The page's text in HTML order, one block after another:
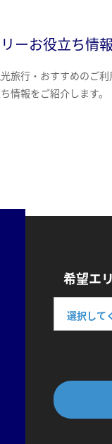
ーお役立ち情報
旅行・おすすめのご
情報をご紹介します。
希望エ